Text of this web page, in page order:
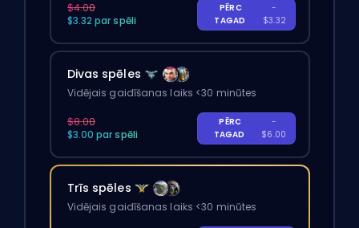
$4.00
$3.32 par spēli
PĒRC
TAGAD
-
$3.32
Divas spēles
Vidējais gaidīšanas laiks <30 minūtes
$8.00
$3.00 par spēli
PĒRC
TAGAD
-
$6.00
Trīs spēles
Vidējais gaidīšanas laiks <30 minūtes